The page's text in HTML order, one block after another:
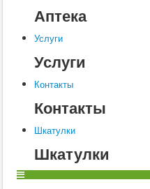
Аптека
Услуги
Услуги
Контакты
Контакты
Шкатулки
Шкатулки